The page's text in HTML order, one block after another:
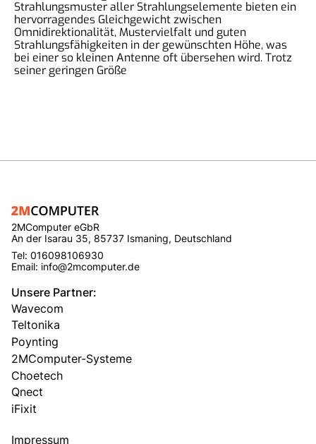
Strahlungsmuster aller Strahlungselemente bieten ein
hervorragendes Gleichgewicht zwischen
Omnidirektionalität, Mustervielfalt und guten
Strahlungsfähigkeiten in der gewünschten Höhe, was
bei einer so kleinen Antenne oft übersehen wird. Trotz
seiner geringen Größe
2MComputer eGbR
An der Isarau 35, 85737 Ismaning, Deutschland
Tel: 016098106930
Email: info@2mcomputer.de
Unsere Partner:
Wavecom
Teltonika
Poynting
2MComputer-Systeme
Choetech
Qnect
iFixit
Impressum